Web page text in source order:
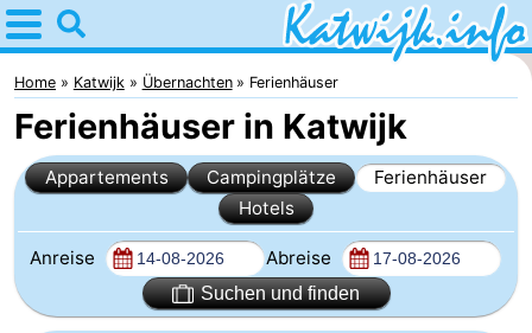
Home
Katwijk
Tipps
Für
kindern
Übernachten
Appartements
Home Katwijk Übernachten Ferienhäuser
Ferienhäuser in Katwijk
Appartements Campingplätze
Ferienhäuser
Hotels
Anreise Abreise
Suchen und finden